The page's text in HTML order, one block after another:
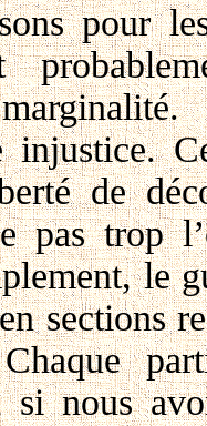
pour
injustice.
de
pas trop
le
sections
si nous